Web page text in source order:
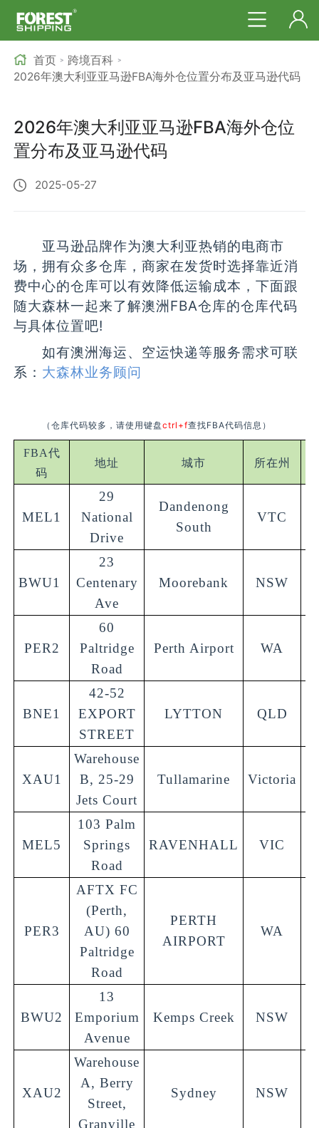
首页 > 跨境百科 >
2026年澳大利亚亚马逊FBA海外仓位置分布及亚马逊代码
2026年澳大利亚亚马逊FBA海外仓位
置分布及亚马逊代码
2025-05-27
亚马逊品牌作为澳大利亚热销的电商市
场，拥有众多仓库，商家在发货时选择靠近消
费中心的仓库可以有效降低运输成本，下面跟
随大森林一起来了解澳洲FBA仓库的仓库代码
与具体位置吧!
如有澳洲海运、空运快递等服务需求可联
系： 大森林业务顾问
（仓库代码较多，请使用键盘ctrl+f查找FBA代码信息）
FBA代
码
地址 城市 所在州
MEL1
29
National
Drive
Dandenong
South
VTC
BWU1
23
Centenary
Ave
Moorebank NSW
PER2
60
Paltridge
Road
Perth Airport WA
BNE1
42-52
EXPORT
STREET
LYTTON QLD
XAU1
Warehouse
B, 25-29
Jets Court
Tullamarine Victoria
MEL5
103 Palm
Springs
Road
RAVENHALL VIC
PER3
AFTX FC
(Perth,
AU) 60
Paltridge
Road
PERTH
AIRPORT
WA
BWU2
13
Emporium
Avenue
Kemps Creek NSW
XAU2
Warehouse
A, Berry
Street,
Granville
Sydney NSW